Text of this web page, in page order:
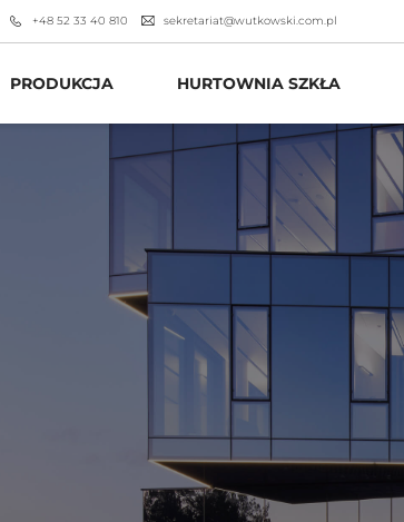
+48 52 33 40 810 sekretariat@wutkowski.com.pl
PRODUKCJA HURTOWNIA SZKŁA